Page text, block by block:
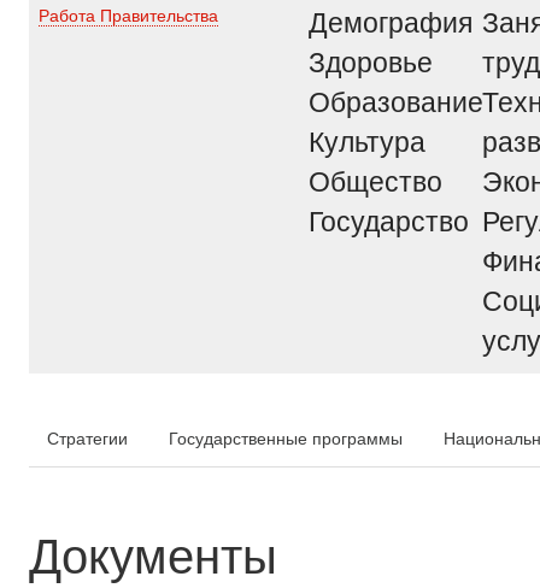
Работа Правительства
Демография
Здоровье
Образование
Культура
Общество
Государство
труд
Стратегии Государственные программы
Документы